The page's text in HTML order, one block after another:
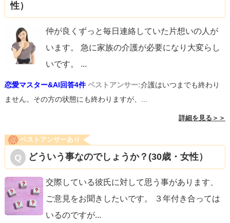
性）
仲が良くずっと毎日連絡していた片想いの人が
います。 急に家族の介護が必要になり大変らし
いです。 ...
恋愛マスター&AI回答4件 ベストアンサー:介護はいつまでも終わり
ません。その方の状態にも終わりますが、...
詳細を見る＞＞
ベストアンサーあり
どういう事なのでしょうか？(30歳・女性）
交際している彼氏に対して思う事があります、
ご意見をお聞きしたいです。 ３年付き合っては
いるのですが...